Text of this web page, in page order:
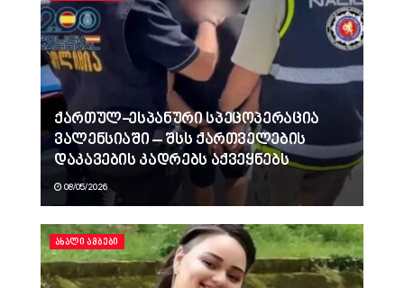
ქართულ-ესპანური სპეცოპერაცია
ვალენსიაში – შსს ქართველების
დაკავების კადრებს აქვეყნებს
08/05/2026
ᲐᲮᲐᲚᲘ ᲐᲛᲑᲔᲑᲘ